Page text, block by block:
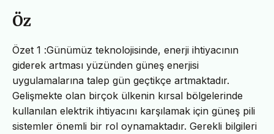
Öz
Özet 1 :Günümüz teknolojisinde, enerji ihtiyacının
giderek artması yüzünden güneş enerjisi
uygulamalarına talep gün geçtikçe artmaktadır.
Gelişmekte olan birçok ülkenin kırsal bölgelerinde
kullanılan elektrik ihtiyacını karşılamak için güneş pili
sistemler önemli bir rol oynamaktadır. Gerekli bilgileri